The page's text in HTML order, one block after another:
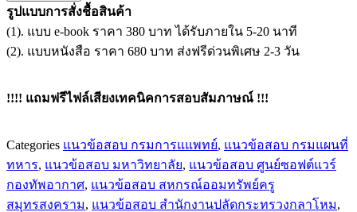
ข้อสอบ
พนักงาน
บริหาร
ครู
สารพัดช่าง
ภูเก็ต
ชิ้น
รูปแบบการสั่งชื้อสินค้า
(1). แบบ e-book ราคา 380 บาท ได้รับภายใน 5-20 นาที
(2). แบบหนังสือ ราคา 680 บาท ส่งฟรีด่วนพิเศษ 2-3 วัน
!!!! แถมฟรีไฟล์เสียงเทคนิคการสอบสัมภาษณ์ !!!
Categories แนวข้อสอบ กรมการแแพทย์, แนวข้อสอบ กรมแผนที่
ทหาร, แนวข้อสอบ มหาวิทยาลัย, แนวข้อสอบ ศูนย์ซอฟต์แวร์
กองทัพอากาศ, แนวข้อสอบ สหกรณ์ออมทรัพย์ครู
สมุทรสงคราม, แนวข้อสอบ สำนักงานปลัดกระทรวงกลาโหม,